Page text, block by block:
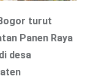
turut
Panen Raya
desa